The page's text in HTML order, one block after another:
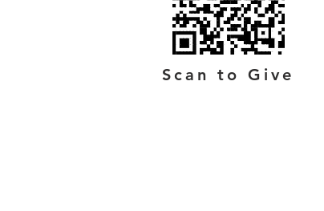
Scan to Give